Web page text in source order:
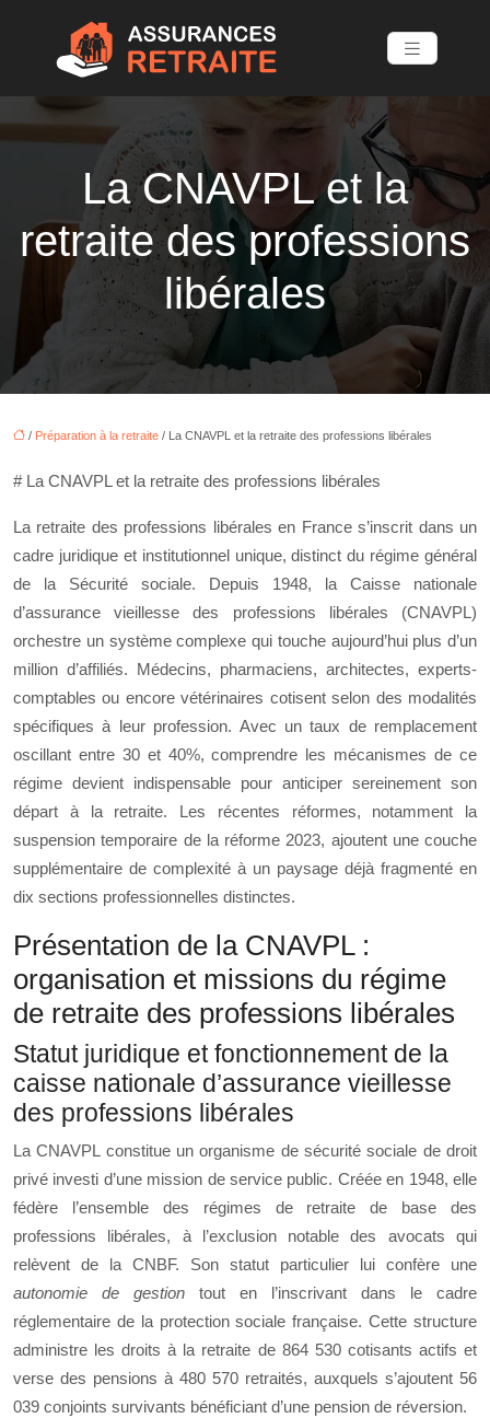
La CNAVPL et la
retraite des professions
libérales
/ Préparation à la retraite / La CNAVPL et la retraite des professions libérales
# La CNAVPL et la retraite des professions libérales
La retraite des professions libérales en France s’inscrit dans un
cadre juridique et institutionnel unique, distinct du régime général
de la Sécurité sociale. Depuis 1948, la Caisse nationale
d’assurance vieillesse des professions libérales (CNAVPL)
orchestre un système complexe qui touche aujourd’hui plus d’un
million d’affiliés. Médecins, pharmaciens, architectes, experts-
comptables ou encore vétérinaires cotisent selon des modalités
spécifiques à leur profession. Avec un taux de remplacement
oscillant entre 30 et 40%, comprendre les mécanismes de ce
régime devient indispensable pour anticiper sereinement son
départ à la retraite. Les récentes réformes, notamment la
suspension temporaire de la réforme 2023, ajoutent une couche
supplémentaire de complexité à un paysage déjà fragmenté en
dix sections professionnelles distinctes.
Présentation de la CNAVPL :
organisation et missions du régime
de retraite des professions libérales
Statut juridique et fonctionnement de la
caisse nationale d’assurance vieillesse
des professions libérales
La CNAVPL constitue un organisme de sécurité sociale de droit
privé investi d’une mission de service public. Créée en 1948, elle
fédère l’ensemble des régimes de retraite de base des
professions libérales, à l’exclusion notable des avocats qui
relèvent de la CNBF. Son statut particulier lui confère une
autonomie de gestion tout en l’inscrivant dans le cadre
réglementaire de la protection sociale française. Cette structure
administre les droits à la retraite de 864 530 cotisants actifs et
verse des pensions à 480 570 retraités, auxquels s’ajoutent 56
039 conjoints survivants bénéficiant d’une pension de réversion.